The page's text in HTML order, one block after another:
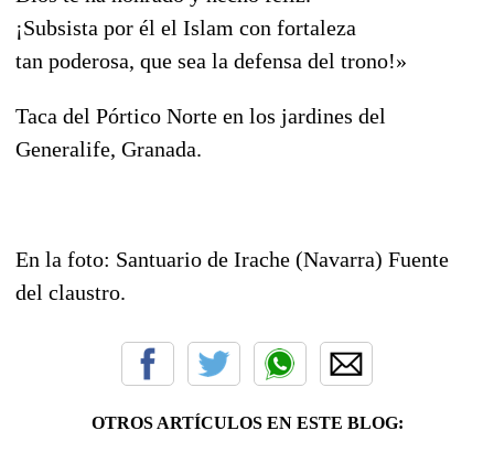
¡Subsista por él el Islam con fortaleza
tan poderosa, que sea la defensa del trono!»
Taca del Pórtico Norte en los jardines del
Generalife, Granada.
En la foto: Santuario de Irache (Navarra) Fuente
del claustro.
OTROS ARTÍCULOS EN ESTE BLOG: